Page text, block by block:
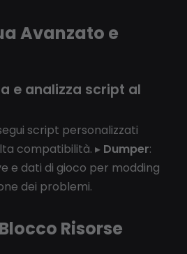
Avanzato e
e analizza script al
script personalizzati
compatibilità. ▸ Dumper:
e dati di gioco per modding
dei problemi.
Risorse